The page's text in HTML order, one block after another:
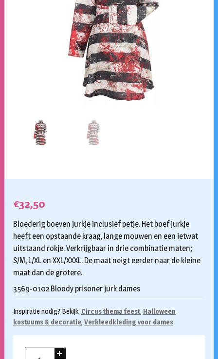
€32,50
Bloederig boeven jurkje inclusief petje. Het boef jurkje
heeft een opstaande kraag, lange mouwen en een ietwat
uitstaand rokje. Verkrijgbaar in drie combinatie maten;
S/M, L/XL en XXL/XXXL. De maat neigt eerder naar de kleine
maat dan de grotere.
3569-0102 Bloody prisoner jurk dames
Inspiratie nodig? Bekijk: Circus thema feest, Halloween
kostuums & decoratie, Verkleedkleding voor dames